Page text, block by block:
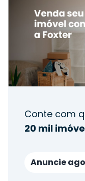
Conte com
20 mil
Anuncie